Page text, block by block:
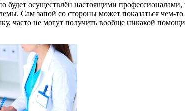
будет осуществлён настоящими
Сам запой со стороны может показаться чем-
часто не могут получить вообще никакой